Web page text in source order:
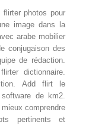
photos pour
image dans la
arabe mobilier
conjugaison des
de rédaction.
dictionnaire.
Add flirt le
de km2.
comprendre
pertinents et